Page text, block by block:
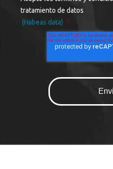
tratamiento de datos
(Habeas data) *